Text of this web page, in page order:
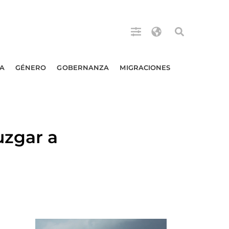
GÉNERO GOBERNANZA MIGRACIONES
a